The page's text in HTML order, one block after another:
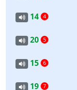
14 4
20 5
15 6
19 7